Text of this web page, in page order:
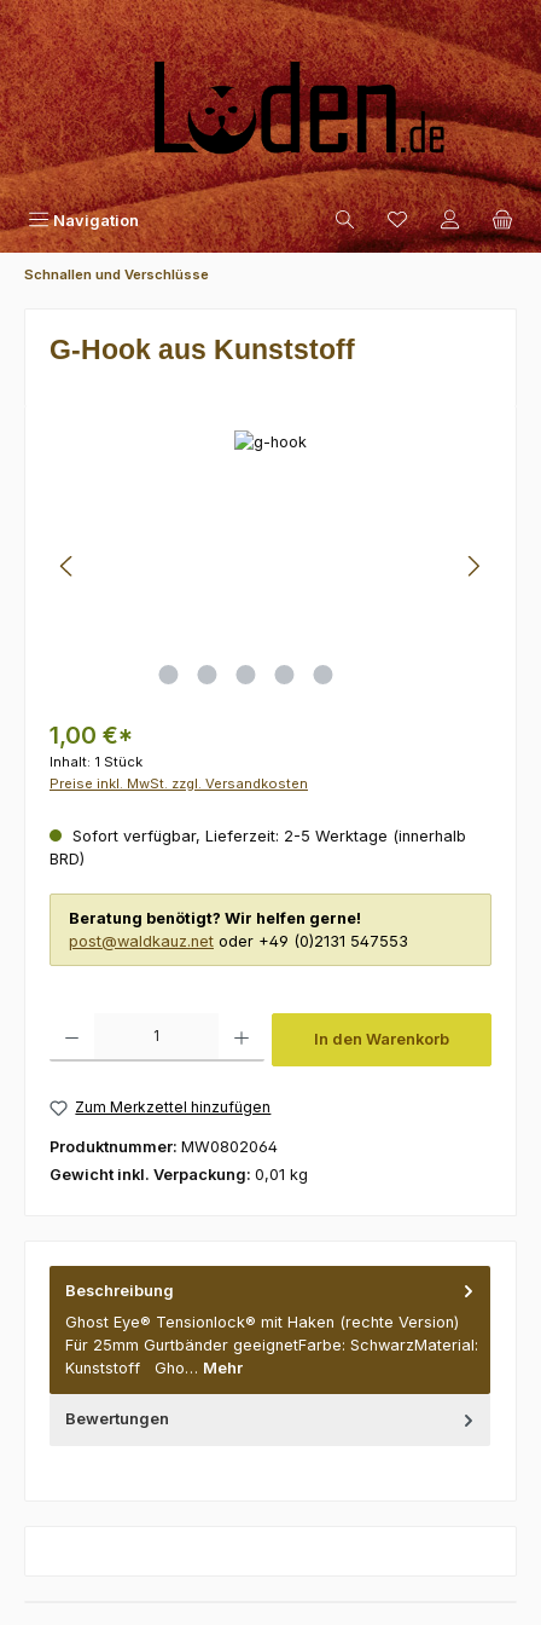
Zum Hauptinhalt springen
Navigation
Schnallen und Verschlüsse
G-Hook aus Kunststoff
Bildergalerie überspringen
1,00 €*
Inhalt: 1 Stück
Preise inkl. MwSt. zzgl. Versandkosten
Sofort verfügbar, Lieferzeit: 2-5 Werktage (innerhalb
BRD)
Beratung benötigt? Wir helfen gerne!
post@waldkauz.net oder +49 (0)2131 547553
In den Warenkorb
Zum Merkzettel hinzufügen
Produktnummer: MW0802064
Gewicht inkl. Verpackung: 0,01 kg
Beschreibung
Ghost Eye® Tensionlock® mit Haken (rechte Version)
Für 25mm Gurtbänder geeignetFarbe: SchwarzMaterial:
Kunststoff Gho… Mehr
Bewertungen